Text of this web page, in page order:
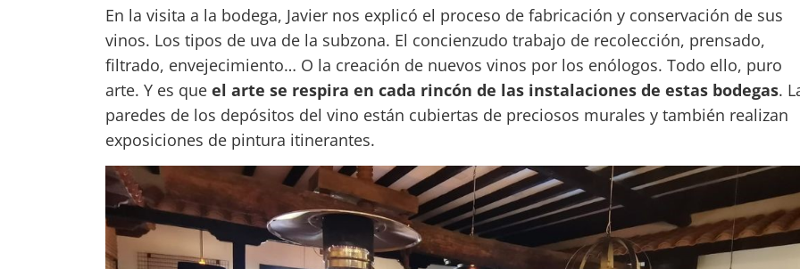
En la visita a la bodega, Javier nos explicó el proceso de fabricación y conservación de sus
vinos. Los tipos de uva de la subzona. El concienzudo trabajo de recolección, prensado,
filtrado, envejecimiento… O la creación de nuevos vinos por los enólogos. Todo ello, puro
arte. Y es que el arte se respira en cada rincón de las instalaciones de estas bodegas.
paredes de los depósitos del vino están cubiertas de preciosos murales y también realizan
exposiciones de pintura itinerantes.